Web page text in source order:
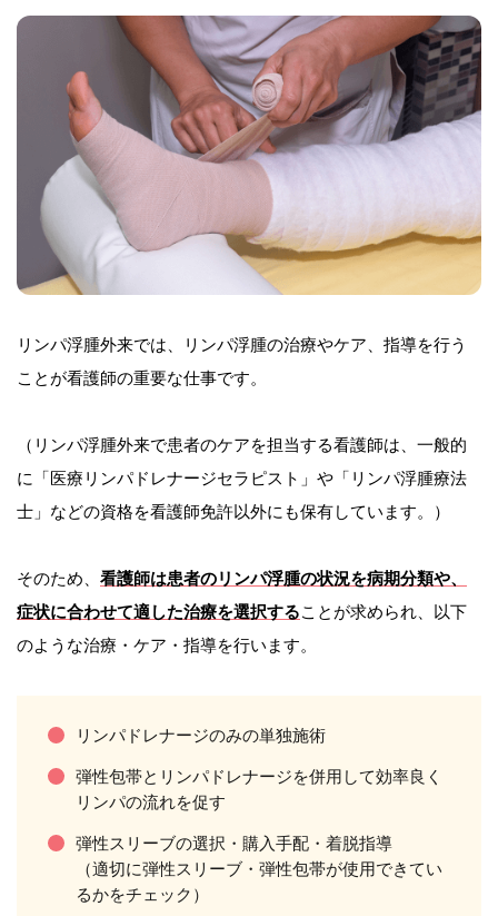
リンパ浮腫外来では、リンパ浮腫の治療やケア、指導を行う
ことが看護師の重要な仕事です。
（リンパ浮腫外来で患者のケアを担当する看護師は、一般的
に「医療リンパドレナージセラピスト」や「リンパ浮腫療法
士」などの資格を看護師免許以外にも保有しています。）
そのため、 看護師は患者のリンパ浮腫の状況を病期分類や、
症状に合わせて適した治療を選択することが求められ、以下
のような治療・ケア・指導を行います。
リンパドレナージのみの単独施術
弾性包帯とリンパドレナージを併用して効率良く
リンパの流れを促す
弾性スリーブの選択・購入手配・着脱指導
（適切に弾性スリーブ・弾性包帯が使用できてい
るかをチェック）